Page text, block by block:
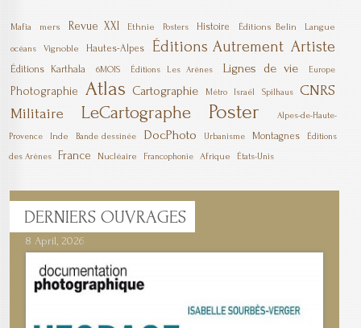
Mafia mers Revue XXI Ethnie Posters Histoire Éditions Belin Langue
océans Vignoble Hautes-Alpes Éditions Autrement Artiste
Éditions Karthala 6MOIS Éditions Les Arènes Lignes de vie Europe
Photographie Atlas Cartographie Métro Israël Spilhaus
CNRS
Militaire
LeCartographe Poster Alpes-de-Haute-
Provence Inde Bande dessinée DocPhoto Urbanisme Montagnes Éditions
des Arènes France Nucléaire Francophonie Afrique États-Unis
DERNIERS OUVRAGES
8 April, 2026
7 April, 2026
1 March, 2026
23 December, 2025
9 December, 2025
6 October, 2025
5 April, 2025
17 March, 2025
11 January, 2025
10 January, 2025